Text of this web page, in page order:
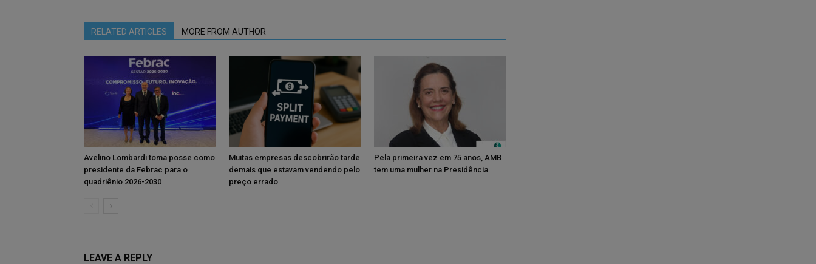
RELATED ARTICLES MORE FROM AUTHOR
Avelino Lombardi toma posse como
presidente da Febrac para o
quadriênio 2026-2030
Muitas empresas descobrirão tarde
demais que estavam vendendo pelo
preço errado
Pela primeira vez em 75 anos, AMB
tem uma mulher na Presidência
LEAVE A REPLY